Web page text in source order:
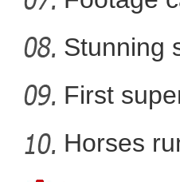
in
Stunning
First
Horses